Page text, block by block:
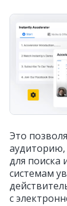
Это
аудиторию,
для поиска
системам
с